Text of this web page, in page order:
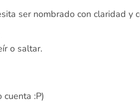
ser nombrado con claridad y
o saltar.
:P)